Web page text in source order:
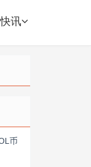
快讯
币